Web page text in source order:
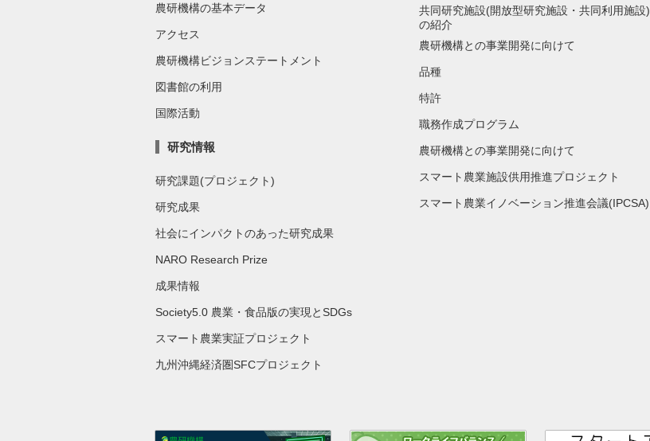
農研機構の基本データ
アクセス
農研機構ビジョンステートメント
図書館の利用
国際活動
研究情報
研究課題(プロジェクト)
研究成果
社会にインパクトのあった研究成果
NARO Research Prize
成果情報
Society5.0 農業・食品版の実現とSDGs
スマート農業実証プロジェクト
九州沖縄経済圏SFCプロジェクト
共同研究施設(開放型研究施設・共同利用施設)
の紹介
農研機構との事業開発に向けて
品種
特許
職務作成プログラム
農研機構との事業開発に向けて
スマート農業施設供用推進プロジェクト
スマート農業イノベーション推進会議(IPCSA)